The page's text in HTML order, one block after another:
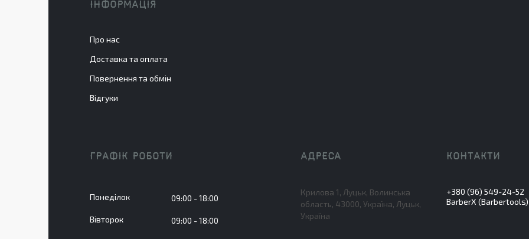
ІНФОРМАЦІЯ
Про нас
Доставка та оплата
Повернення та обмін
Відгуки
ГРАФІК РОБОТИ
Понеділок 09:00 18:00
Вівторок 09:00 18:00
Крилова 1, Луцьк, Волинська
область, 43000, Україна, Луцьк,
Україна
+380 (96) 549-24-52
BarberX (Barbertools)